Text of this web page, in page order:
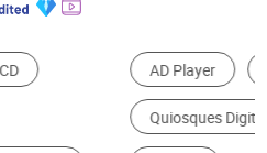
Montagem de TV
Tela Sensivel ao Toque